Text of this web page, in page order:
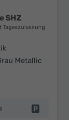
SHZ
Tageszulassung
Metallic